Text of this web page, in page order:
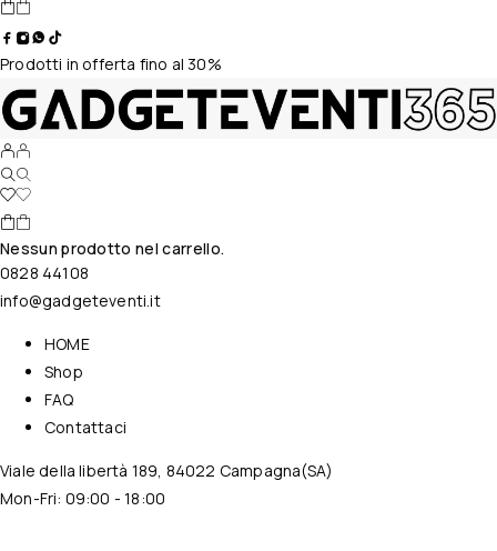
Prodotti in offerta fino al 30%
Nessun prodotto nel carrello.
0828 44108
info@gadgeteventi.it
HOME
Shop
FAQ
Contattaci
Viale della libertà 189, 84022 Campagna(SA)
Mon-Fri: 09:00 - 18:00